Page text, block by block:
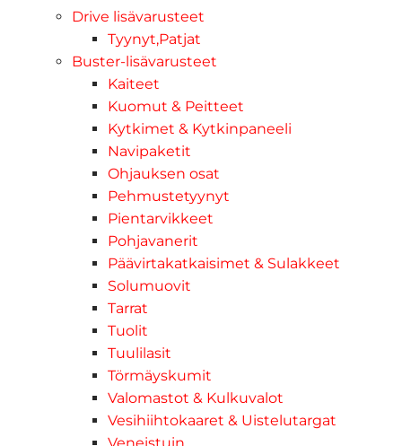
Drive lisävarusteet
Tyynyt,Patjat
Buster-lisävarusteet
Kaiteet
Kuomut & Peitteet
Kytkimet & Kytkinpaneeli
Navipaketit
Ohjauksen osat
Pehmustetyynyt
Pientarvikkeet
Pohjavanerit
Päävirtakatkaisimet & Sulakkeet
Solumuovit
Tarrat
Tuolit
Tuulilasit
Törmäyskumit
Valomastot & Kulkuvalot
Vesihiihtokaaret & Uistelutargat